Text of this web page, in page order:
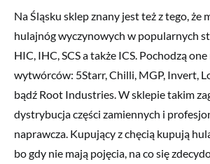
Na Śląsku sklep znany jest też z tego, że
hulajnóg wyczynowych w popularnych
HIC, IHC, SCS a także ICS. Pochodzą
wytwórców: 5Starr, Chilli, MGP, Invert,
bądź Root Industries. W sklepie takim
dystrybucja części zamiennych i
naprawcza. Kupujący z chęcią kupują
bo gdy nie mają pojęcia, na co się